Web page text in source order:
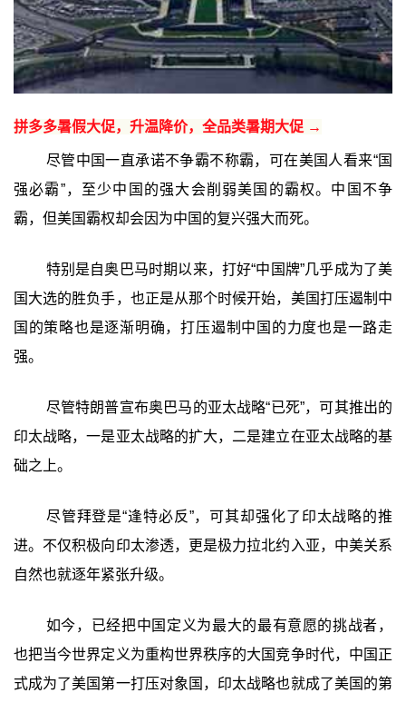
拼多多暑假大促，升温降价，全品类暑期大促 →
尽管中国一直承诺不争霸不称霸，可在美国人看来“国
强必霸”，至少中国的强大会削弱美国的霸权。中国不争
霸，但美国霸权却会因为中国的复兴强大而死。
特别是自奥巴马时期以来，打好“中国牌”几乎成为了美
国大选的胜负手，也正是从那个时候开始，美国打压遏制中
国的策略也是逐渐明确，打压遏制中国的力度也是一路走
强。
尽管特朗普宣布奥巴马的亚太战略“已死”，可其推出的
印太战略，一是亚太战略的扩大，二是建立在亚太战略的基
础之上。
尽管拜登是“逢特必反”，可其却强化了印太战略的推
进。不仅积极向印太渗透，更是极力拉北约入亚，中美关系
自然也就逐年紧张升级。
如今，已经把中国定义为最大的最有意愿的挑战者，
也把当今世界定义为重构世界秩序的大国竞争时代，中国正
式成为了美国第一打压对象国，印太战略也就成了美国的第